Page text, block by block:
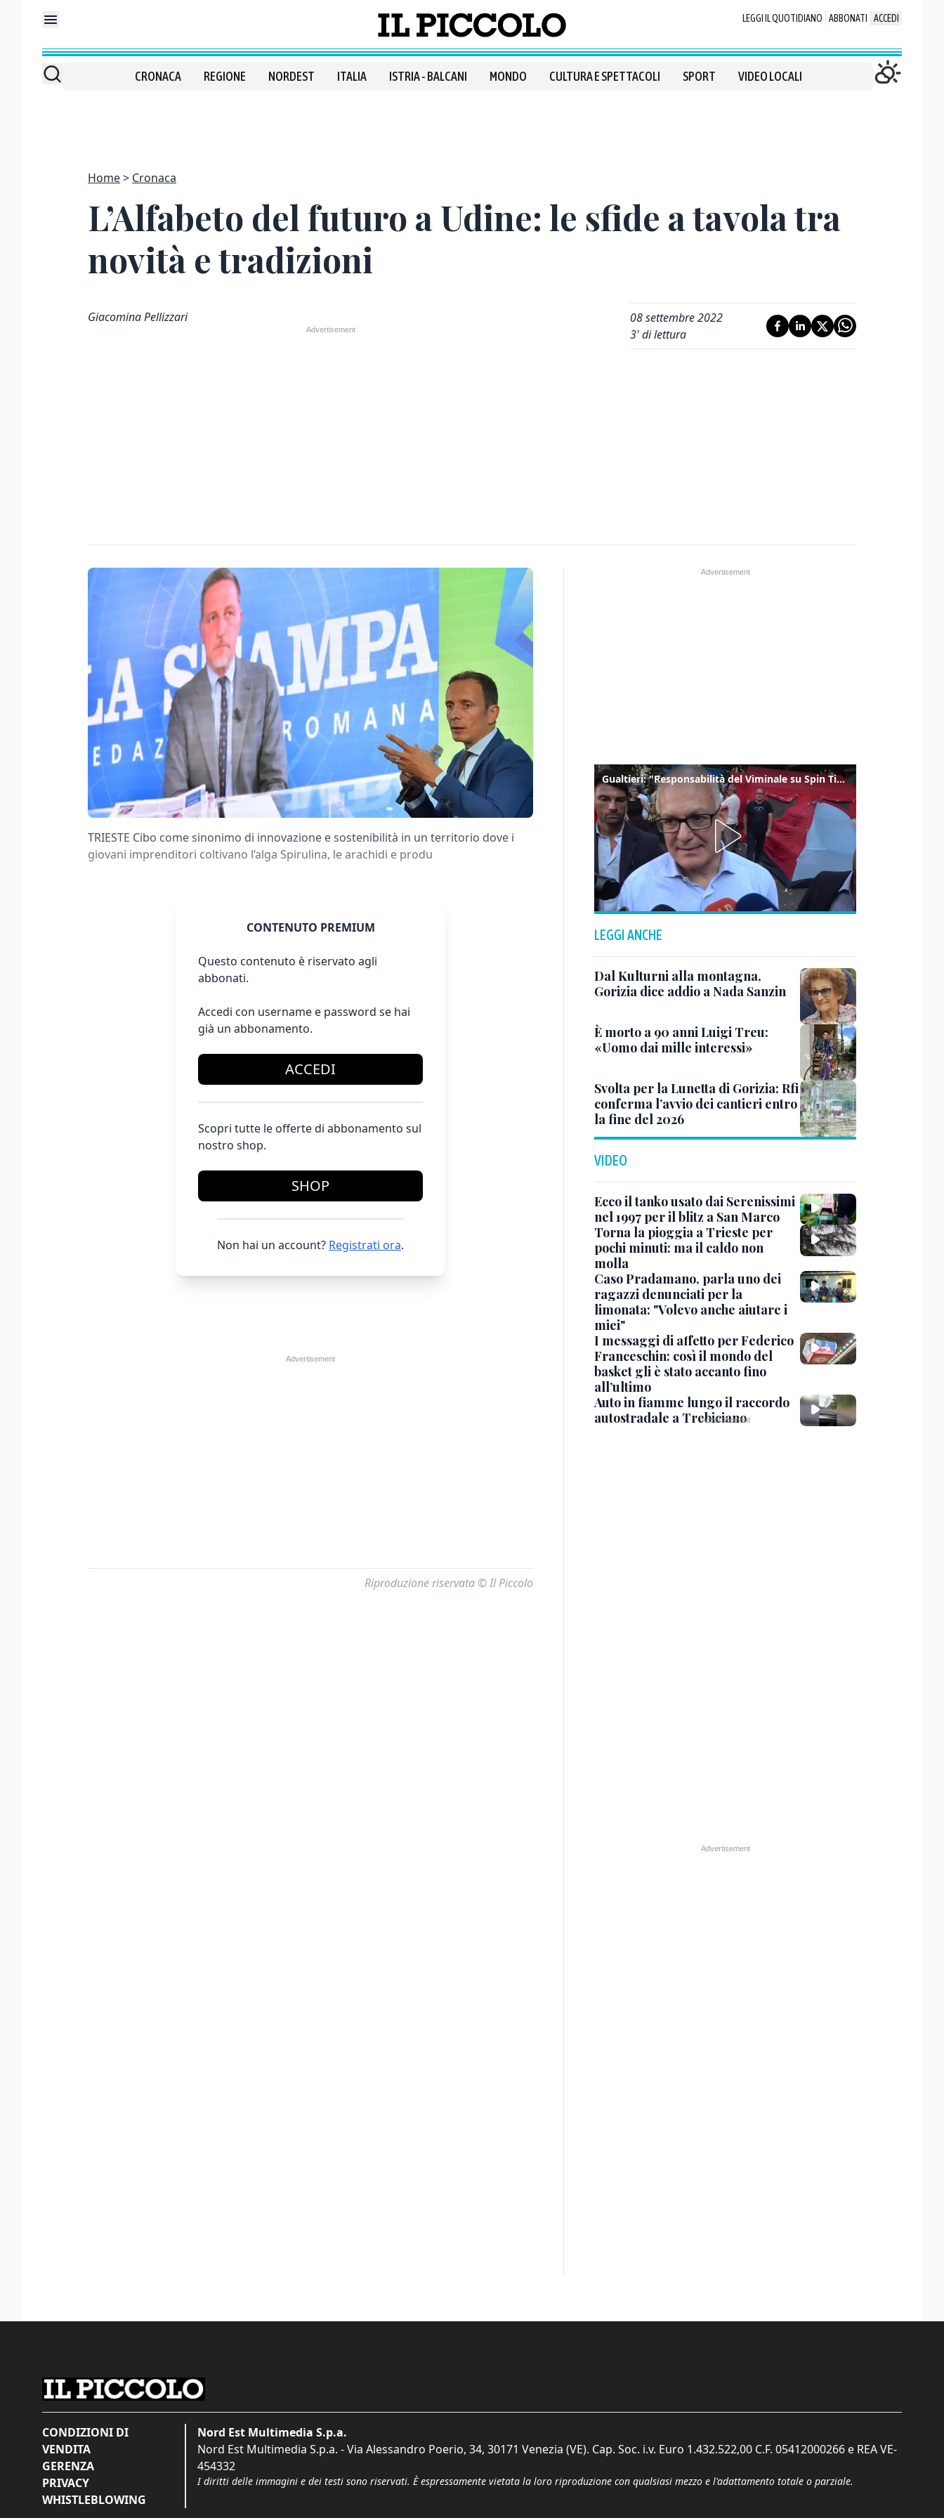
LEGGI IL QUOTIDIANO ABBONATI ACCEDI
CRONACA REGIONE NORDEST ITALIA ISTRIA - BALCANI MONDO CULTURA E SPETTACOLI SPORT VIDEO LOCALI
Home Cronaca
L’Alfabeto del futuro a Udine: le sfide a tavola tra
novità e tradizioni
Giacomina Pellizzari
08 settembre 2022
3' di lettura
TRIESTE Cibo come sinonimo di innovazione e sostenibilità in un territorio dove i
giovani imprenditori coltivano l’alga Spirulina, le arachidi e produ
CONTENUTO PREMIUM
Questo contenuto è riservato agli
abbonati.
Accedi con username e password se hai
già un abbonamento.
ACCEDI
Scopri tutte le offerte di abbonamento sul
nostro shop.
SHOP
Non hai un account? Registrati ora.
Riproduzione riservata © Il Piccolo
Gualtieri: "Responsabilità del Viminale su Spin Time? La posizione dei partiti è nota"
LEGGI ANCHE
Dal Kulturni alla montagna,
Gorizia dice addio a Nada Sanzin
È morto a 90 anni Luigi Treu:
«Uomo dai mille interessi»
Svolta per la Lunetta di Gorizia: Rfi
conferma l’avvio dei cantieri entro
la fine del 2026
VIDEO
Ecco il tanko usato dai Serenissimi
nel 1997 per il blitz a San Marco
Torna la pioggia a Trieste per
pochi minuti: ma il caldo non
molla
Caso Pradamano, parla uno dei
ragazzi denunciati per la
limonata: "Volevo anche aiutare i
miei"
I messaggi di affetto per Federico
Franceschin: così il mondo del
basket gli è stato accanto fino
all’ultimo
Auto in fiamme lungo il raccordo
autostradale a Trebiciano
CONDIZIONI DI
VENDITA
GERENZA
PRIVACY
WHISTLEBLOWING
Nord Est Multimedia S.p.a.
Nord Est Multimedia S.p.a. - Via Alessandro Poerio, 34, 30171 Venezia (VE). Cap. Soc. i.v. Euro 1.432.522,00 C.F. 05412000266 e REA VE-
454332
I diritti delle immagini e dei testi sono riservati. È espressamente vietata la loro riproduzione con qualsiasi mezzo e l'adattamento totale o parziale.